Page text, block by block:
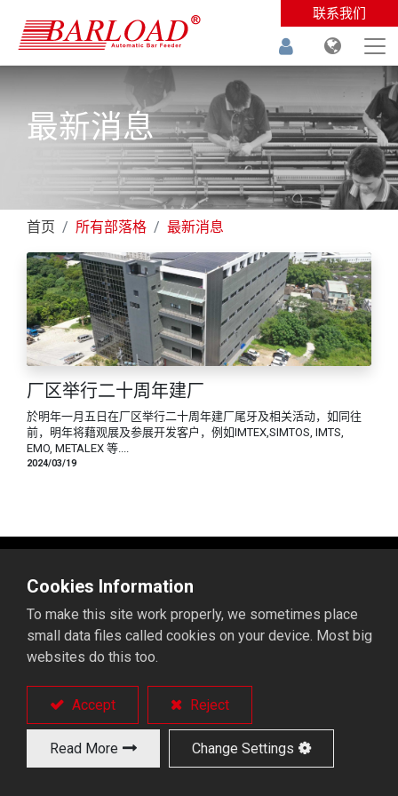
联系我们
最新消息
首页 所有部落格 最新消息
厂区举行二十周年建厂
於明年一月五日在厂区举行二十周年建厂尾牙及相关活动，如同往
前，明年将藉观展及参展开发客户，例如IMTEX,SIMTOS, IMTS,
EMO, METALEX 等....
2024/03/19
产品
长棒材送料机
门型机械手
解决方案
整廠解決方案
富豪能力 支援服务
Cookies Information
To make this site work properly, we sometimes place
small data files called cookies on your device. Most big
websites do this too.
Accept Reject
Read More Change Settings